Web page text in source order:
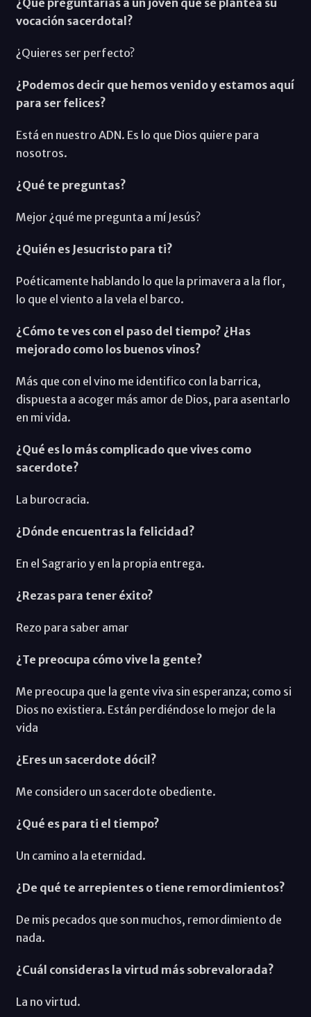
¿Qué preguntarías a un joven que se plantea su
vocación sacerdotal?
¿Quieres ser perfecto?
¿Podemos decir que hemos venido y estamos aquí
para ser felices?
Está en nuestro ADN. Es lo que Dios quiere para
nosotros.
¿Qué te preguntas?
Mejor ¿qué me pregunta a mí Jesús?
¿Quién es Jesucristo para ti?
Poéticamente hablando lo que la primavera a la flor,
lo que el viento a la vela el barco.
¿Cómo te ves con el paso del tiempo? ¿Has
mejorado como los buenos vinos?
Más que con el vino me identifico con la barrica,
dispuesta a acoger más amor de Dios, para asentarlo
en mi vida.
¿Qué es lo más complicado que vives como
sacerdote?
La burocracia.
¿Dónde encuentras la felicidad?
En el Sagrario y en la propia entrega.
¿Rezas para tener éxito?
Rezo para saber amar
¿Te preocupa cómo vive la gente?
Me preocupa que la gente viva sin esperanza; como si
Dios no existiera. Están perdiéndose lo mejor de la
vida
¿Eres un sacerdote dócil?
Me considero un sacerdote obediente.
¿Qué es para ti el tiempo?
Un camino a la eternidad.
¿De qué te arrepientes o tiene remordimientos?
De mis pecados que son muchos, remordimiento de
nada.
¿Cuál consideras la virtud más sobrevalorada?
La no virtud.